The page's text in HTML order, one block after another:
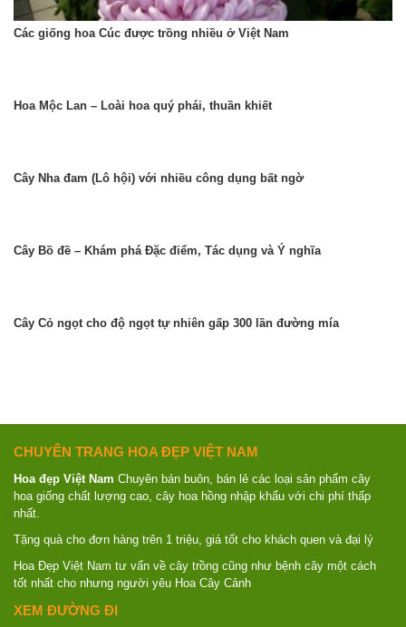
Các giống hoa Cúc được trồng nhiều ở Việt Nam
Hoa Mộc Lan – Loài hoa quý phái, thuần khiết
Cây Nha đam (Lô hội) với nhiều công dụng bất ngờ
Cây Bồ đề – Khám phá Đặc điểm, Tác dụng và Ý nghĩa
Cây Cỏ ngọt cho độ ngọt tự nhiên gấp 300 lần đường mía
CHUYÊN TRANG HOA ĐẸP VIỆT NAM
Hoa đẹp Việt Nam Chuyên bán buôn, bán lẻ các loại sản phẩm cây
hoa giống chất lượng cao, cây hoa hồng nhập khẩu với chi phí thấp
nhất.
Tặng quà cho đơn hàng trên 1 triệu, giá tốt cho khách quen và đại lý
Hoa Đẹp Việt Nam tư vấn về cây trồng cũng như bệnh cây một cách
tốt nhất cho nhưng người yêu Hoa Cây Cảnh
XEM ĐƯỜNG ĐI